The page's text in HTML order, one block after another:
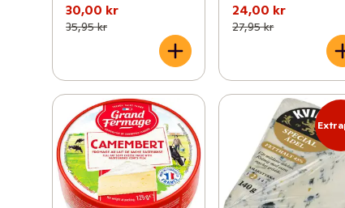
30,00 kr
35,95 kr
24,00 kr
27,95 kr